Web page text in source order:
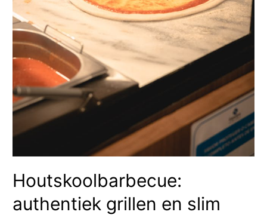
Houtskoolbarbecue:
authentiek grillen en slim